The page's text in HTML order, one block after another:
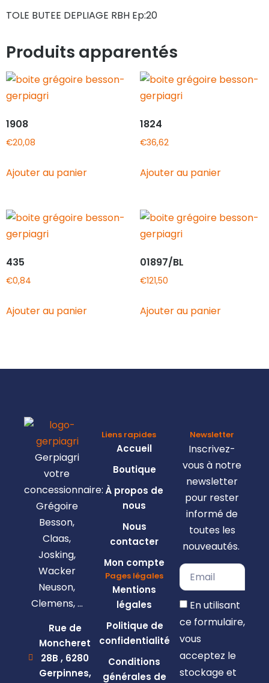
TOLE BUTEE DEPLIAGE RBH Ep:20
Produits apparentés
1908
€20,08
Ajouter au panier
1824
€36,62
Ajouter au panier
435
€0,84
Ajouter au panier
01897/BL
€121,50
Ajouter au panier
Gerpiagri
votre
concessionnaire:
Grégoire
Besson,
Claas,
Josking,
Wacker
Neuson,
Clemens, …
Rue de
Moncheret
28B , 6280
Gerpinnes,
Liens rapides
Accueil
Boutique
À propos de
nous
Nous
contacter
Mon compte
Pages légales
Mentions
légales
Politique de
confidentialité
Conditions
générales de
Newsletter
Inscrivez-
vous à notre
newsletter
pour rester
informé de
toutes les
nouveautés.
En utilisant
ce formulaire,
vous
acceptez le
stockage et